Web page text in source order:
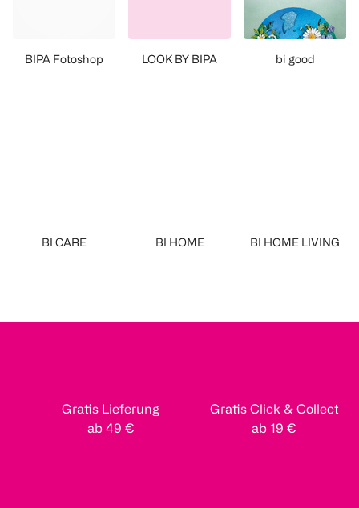
BIPA Fotoshop LOOK BY BIPA bi good
BI CARE BI HOME BI HOME LIVING
Gratis Lieferung
ab 49 €
Gratis Click & Collect
ab 19 €